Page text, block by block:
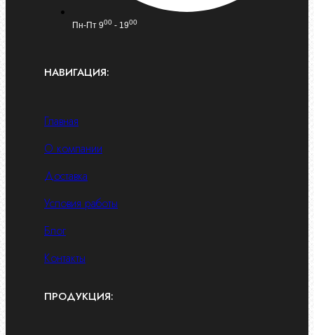
Пн-Пт 900 - 1900
НАВИГАЦИЯ:
Главная
О компании
Доставка
Условия работы
Блог
Контакты
ПРОДУКЦИЯ: